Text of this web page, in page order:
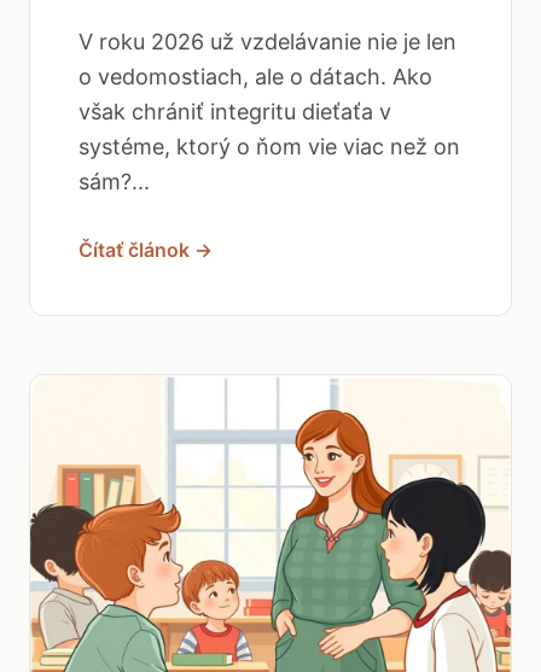
V roku 2026 už vzdelávanie nie je len
o vedomostiach, ale o dátach. Ako
však chrániť integritu dieťaťa v
systéme, ktorý o ňom vie viac než on
sám?...
Čítať článok →